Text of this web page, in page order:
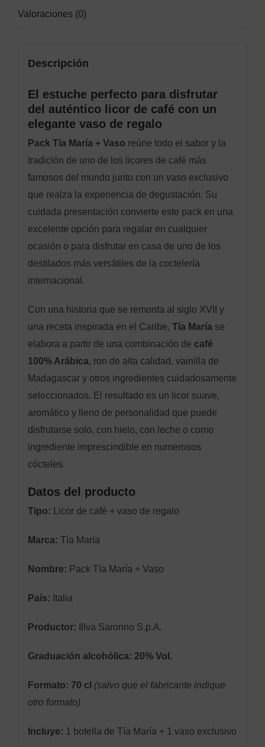
Valoraciones (0)
Descripción
El estuche perfecto para disfrutar
del auténtico licor de café con un
elegante vaso de regalo
Pack Tía María + Vaso reúne todo el sabor y la
tradición de uno de los licores de café más
famosos del mundo junto con un vaso exclusivo
que realza la experiencia de degustación. Su
cuidada presentación convierte este pack en una
excelente opción para regalar en cualquier
ocasión o para disfrutar en casa de uno de los
destilados más versátiles de la coctelería
internacional.
Con una historia que se remonta al siglo XVII y
una receta inspirada en el Caribe, Tía Maríase
elabora a partir de una combinación de café
100% Arábica, ron de alta calidad, vainilla de
Madagascar y otros ingredientes cuidadosamente
seleccionados. El resultado es un licor suave,
aromático y lleno de personalidad que puede
disfrutarse solo, con hielo, con leche o como
ingrediente imprescindible en numerosos
cócteles.
Datos del producto
Tipo: Licor de café + vaso de regalo
Marca: Tía María
Nombre: Pack Tía María + Vaso
País: Italia
Productor: Illva Saronno S.p.A.
Graduación alcohólica: 20% Vol.
Formato: 70 cl (salvo que el fabricante indique
otro formato)
Incluye: 1 botella de Tía María + 1 vaso exclusivo